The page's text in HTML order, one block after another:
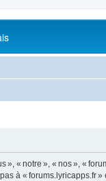
« notre », « nos », «
à «